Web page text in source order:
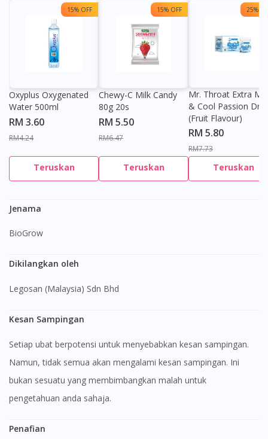
Visit DoctorOnCall Singapore
15% OFF
Oxyplus Oxygenated
Water 500ml
RM 3.60
RM4.24
Teruskan
15% OFF
Chewy-C Milk Candy
80g 20s
RM 5.50
RM6.47
Teruskan
25%
Mr. Throat Extra
& Cool Passion
(Fruit Flavour)
RM 5.80
RM7.73
Teruskan
Jenama
BioGrow
Dikilangkan oleh
Legosan (Malaysia) Sdn Bhd
Kesan Sampingan
Setiap ubat berpotensi untuk menyebabkan kesan sampingan.
Namun, tidak semua akan mengalami kesan sampingan. Ini
bukan sesuatu yang membimbangkan malah untuk
pengetahuan anda sahaja.
Penafian